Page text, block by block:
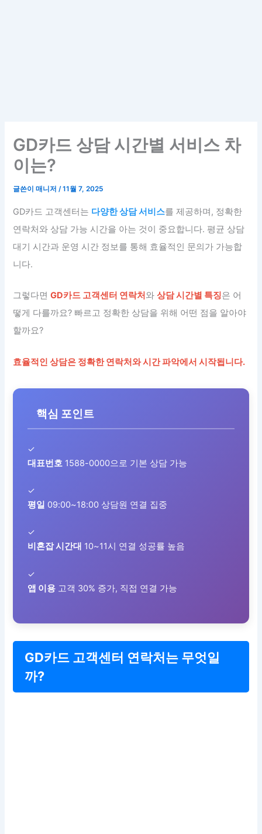
GD카드 상담 시간별 서비스 차
이는?
글쓴이매니저/11월 7, 2025
GD카드 고객센터는 다양한 상담 서비스를 제공하며, 정확한
연락처와 상담 가능 시간을 아는 것이 중요합니다. 평균 상담
대기 시간과 운영 시간 정보를 통해 효율적인 문의가 가능합
니다.
그렇다면GD카드 고객센터 연락처와상담 시간별 특징은 어
떻게 다를까요? 빠르고 정확한 상담을 위해 어떤 점을 알아야
할까요?
효율적인 상담은 정확한 연락처와 시간 파악에서 시작됩니다.
핵심 포인트
✓
대표번호 1588-0000으로 기본 상담 가능
✓
평일 09:00~18:00 상담원 연결 집중
✓
비혼잡 시간대 10~11시 연결 성공률 높음
✓
앱 이용 고객 30% 증가, 직접 연결 가능
GD카드 고객센터 연락처는 무엇일
까?